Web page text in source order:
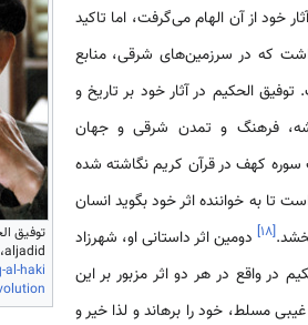
توفیق
aljadid، قابل بازیابی از
haki
خود از آن الهام می‌گرفت، اما تاکید
که در سرزمین‌های شرقی، منابع
الحکیم در آثار خود بر تاریخ و
فرهنگ و تمدن شرقی و جهان
سوره کهف در قرآن کریم نگاشته شده
به خواننده اثر خود بگوید انسان
[۱۸]دومین اثر داستانی او، شهرزاد
واقع در هر دو اثر مزبور بر این
مسلط، خود را برهاند و لذا خیر و